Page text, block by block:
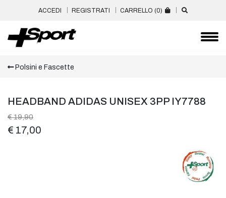
ACCEDI REGISTRATI CARRELLO (0)
Polsini e Fascette
HEADBAND ADIDAS UNISEX 3PP IY7788
€ 19,90
€ 17,00